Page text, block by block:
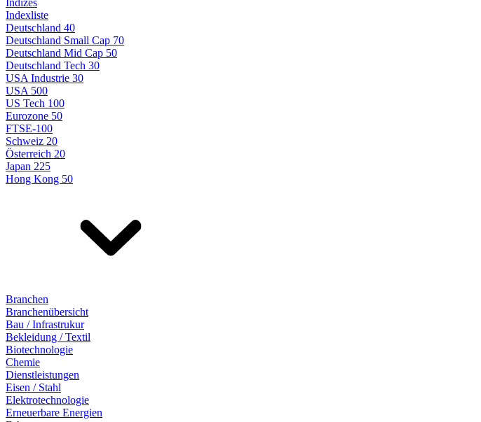
Indizes
Indexliste
Deutschland 40
Deutschland Small Cap 70
Deutschland Mid Cap 50
Deutschland Tech 30
USA Industrie 30
USA 500
US Tech 100
Eurozone 50
FTSE-100
Schweiz 20
Österreich 20
Japan 225
Hong Kong 50
Branchen
Branchenübersicht
Bau / Infrastrukur
Bekleidung / Textil
Biotechnologie
Chemie
Dienstleistungen
Eisen / Stahl
Elektrotechnologie
Erneuerbare Energien